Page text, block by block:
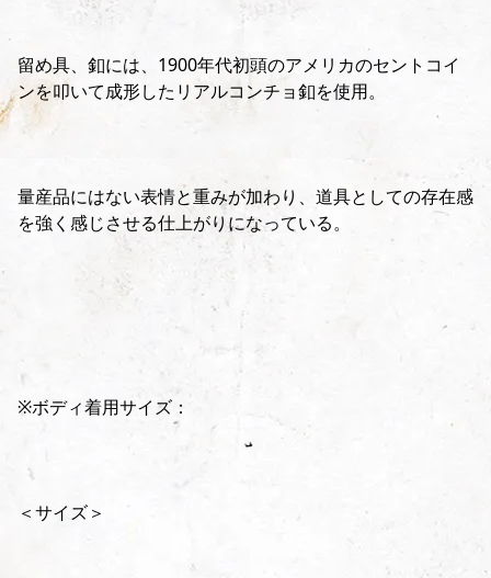
留め具、釦には、1900年代初頭のアメリカのセントコイ
ンを叩いて成形したリアルコンチョ釦を使用。
量産品にはない表情と重みが加わり、道具としての存在感
を強く感じさせる仕上がりになっている。
※ボディ着用サイズ：
＜サイズ＞